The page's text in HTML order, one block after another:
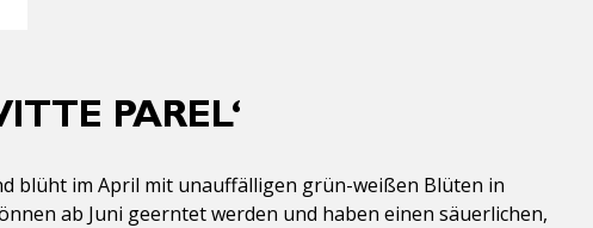
PAREL‘
blüht im April mit unauffälligen grün-weißen Blüten in
ab Juni geerntet werden und haben einen säuerlichen,